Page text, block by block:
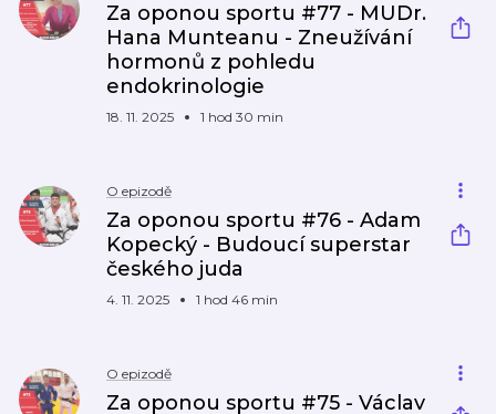
Za oponou sportu #77 - MUDr.
Hana Munteanu - Zneužívání
hormonů z pohledu
endokrinologie
18. 11. 2025 1 hod 30 min
O epizodě
Za oponou sportu #76 - Adam
Kopecký - Budoucí superstar
českého juda
4. 11. 2025 1 hod 46 min
O epizodě
Za oponou sportu #75 - Václav